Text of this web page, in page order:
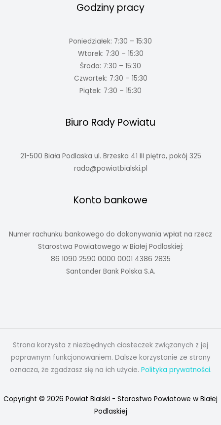
Godziny pracy
Poniedziałek: 7:30 – 15:30
Wtorek: 7:30 – 15:30
Środa: 7:30 – 15:30
Czwartek: 7:30 – 15:30
Piątek: 7:30 – 15:30
Biuro Rady Powiatu
21-500 Biała Podlaska ul. Brzeska 41 III piętro, pokój 325
rada@powiatbialski.pl
Konto bankowe
Numer rachunku bankowego do dokonywania wpłat na rzecz
Starostwa Powiatowego w Białej Podlaskiej:
86 1090 2590 0000 0001 4386 2835
Santander Bank Polska S.A.
Strona korzysta z niezbędnych ciasteczek związanych z jej
poprawnym funkcjonowaniem. Dalsze korzystanie ze strony
oznacza, że zgadzasz się na ich użycie. Polityka prywatności.
Copyright © 2026 Powiat Bialski - Starostwo Powiatowe w Białej
Podlaskiej